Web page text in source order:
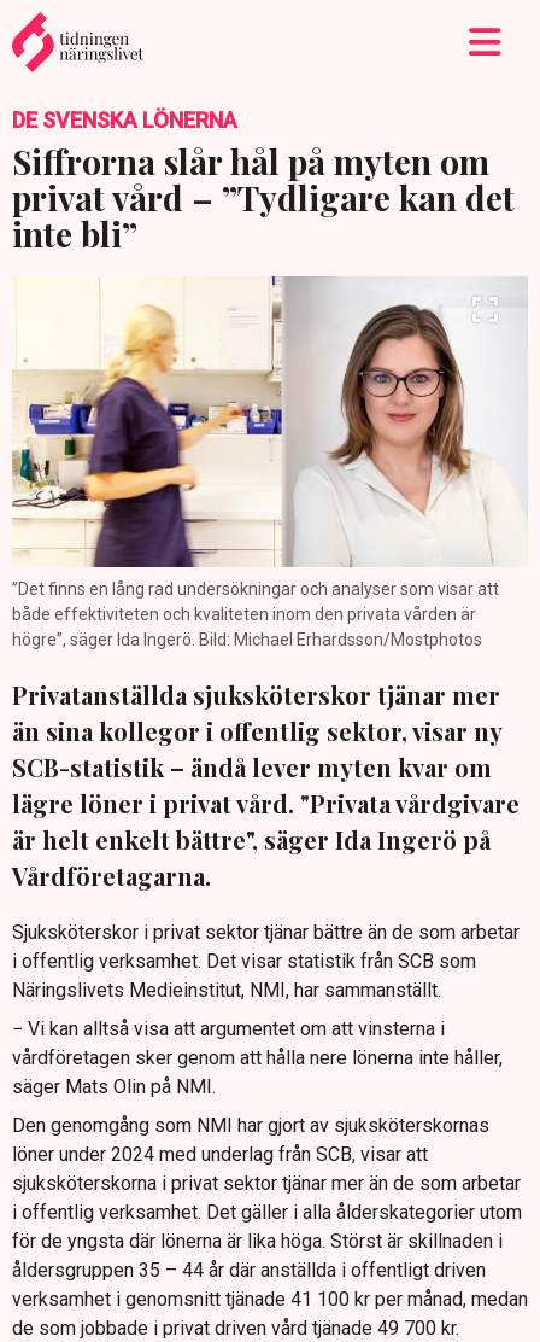
DE SVENSKA LÖNERNA
Siffrorna slår hål på myten om
privat vård – ”Tydligare kan det
inte bli”
”Det finns en lång rad undersökningar och analyser som visar att
både effektiviteten och kvaliteten inom den privata vården är
högre”, säger Ida Ingerö. Bild: Michael Erhardsson/Mostphotos
Privatanställda sjuksköterskor tjänar mer
än sina kollegor i offentlig sektor, visar ny
SCB-statistik – ändå lever myten kvar om
lägre löner i privat vård. "Privata vårdgivare
är helt enkelt bättre", säger Ida Ingerö på
Vårdföretagarna.
Sjuksköterskor i privat sektor tjänar bättre än de som arbetar
i offentlig verksamhet. Det visar statistik från SCB som
Näringslivets Medieinstitut, NMI, har sammanställt.
− Vi kan alltså visa att argumentet om att vinsterna i
vårdföretagen sker genom att hålla nere lönerna inte håller,
säger Mats Olin på NMI.
Den genomgång som NMI har gjort av sjuksköterskornas
löner under 2024 med underlag från SCB, visar att
sjuksköterskorna i privat sektor tjänar mer än de som arbetar
i offentlig verksamhet. Det gäller i alla ålderskategorier utom
för de yngsta där lönerna är lika höga. Störst är skillnaden i
åldersgruppen 35 – 44 år där anställda i offentligt driven
verksamhet i genomsnitt tjänade 41 100 kr per månad, medan
de som jobbade i privat driven vård tjänade 49 700 kr.